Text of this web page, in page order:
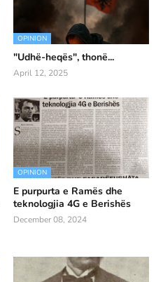
OPINION
"Udhë-heqës", thonë...
April 12, 2025
OPINION
E purpurta e Ramës dhe
teknologjia 4G e Berishës
December 08, 2024